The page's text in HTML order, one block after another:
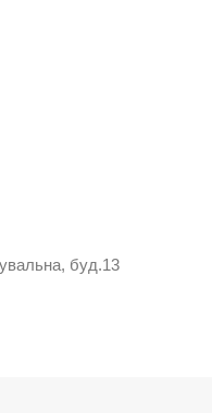
буд.13